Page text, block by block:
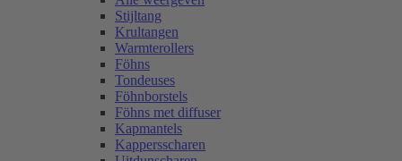
Stijltang
Krultangen
Warmterollers
Föhns
Tondeuses
Föhnborstels
Föhns met diffuser
Kapmantels
Kappersscharen